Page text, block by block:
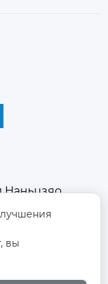
провинция
вы